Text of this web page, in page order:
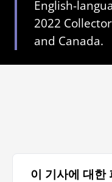
English-
2022
and Canada.
이 기사에 대한